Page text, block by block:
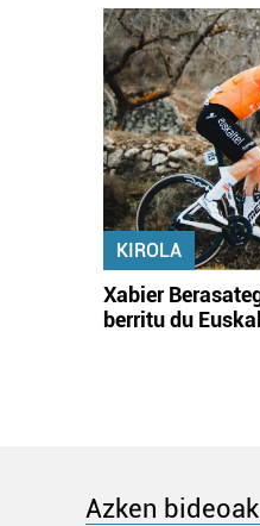
KIROLA
Xabier
berritu du
Azken bideoak